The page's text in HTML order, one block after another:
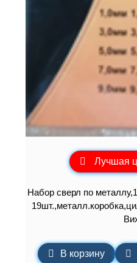
Лучшая
Набор сверл по
В корзину